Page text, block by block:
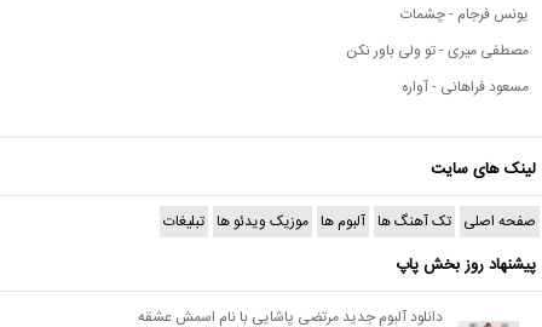
یونس فرجام - چشمات
مصطفی میری - تو ولی باور نکن
مسعود فراهانی - آواره
لینک های سایت
صفحه اصلی تک آهنگ ها آلبوم ها موزیک ویدئو ها تبلیغات
پیشنهاد روز بخش پاپ
دانلود آلبوم جدید مرتضی پاشایی با نام اسمش عشقه